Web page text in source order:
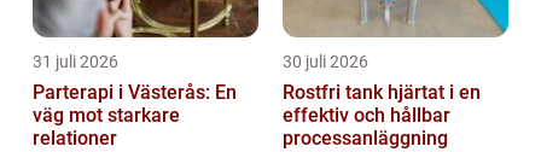
31 juli 2026
Parterapi i Västerås: En
väg mot starkare
relationer
30 juli 2026
Rostfri tank hjärtat i en
effektiv och hållbar
processanläggning